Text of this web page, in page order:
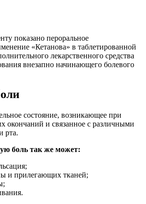
показано пероральное
«Кетанова» в таблетированной
лекарственного средства
внезапно начинающего болевого
состояние, возникающее при
окончаний и связанное с различными
рта.
боль так же может:
и прилегающих тканей;